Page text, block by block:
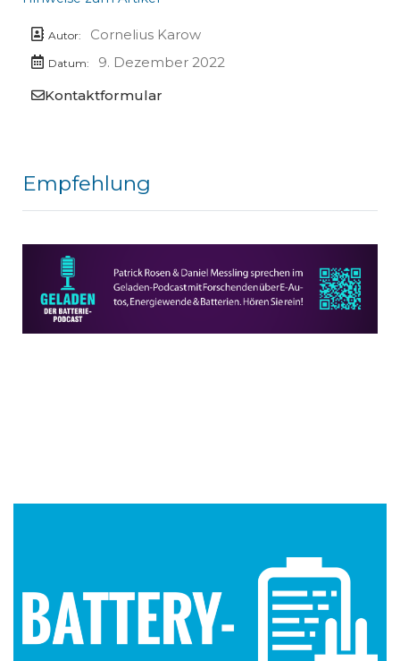
Autor: Cornelius Karow
Datum:
9. Dezember 2022
Kontaktformular
Empfehlung